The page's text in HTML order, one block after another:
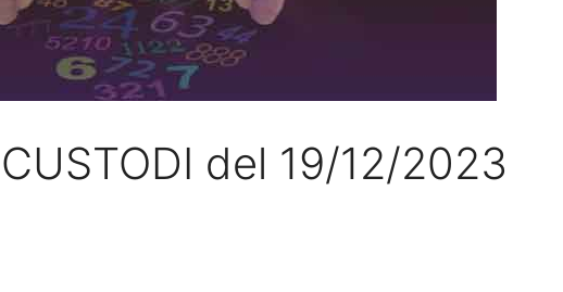
del 19/12/2023